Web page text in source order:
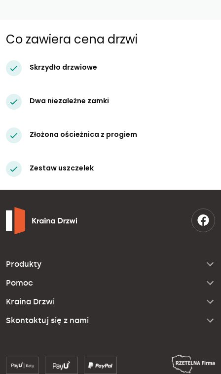
Co zawiera cena drzwi
Skrzydło drzwiowe
Dwa niezależne zamki
Złożona ościeżnica z progiem
Zestaw uszczelek
Produkty
Pomoc
Kraina Drzwi
Skontaktuj się z nami